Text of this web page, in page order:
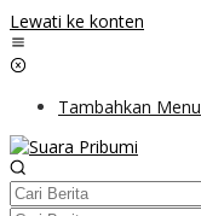
Lewati ke konten
Tambahkan Menu